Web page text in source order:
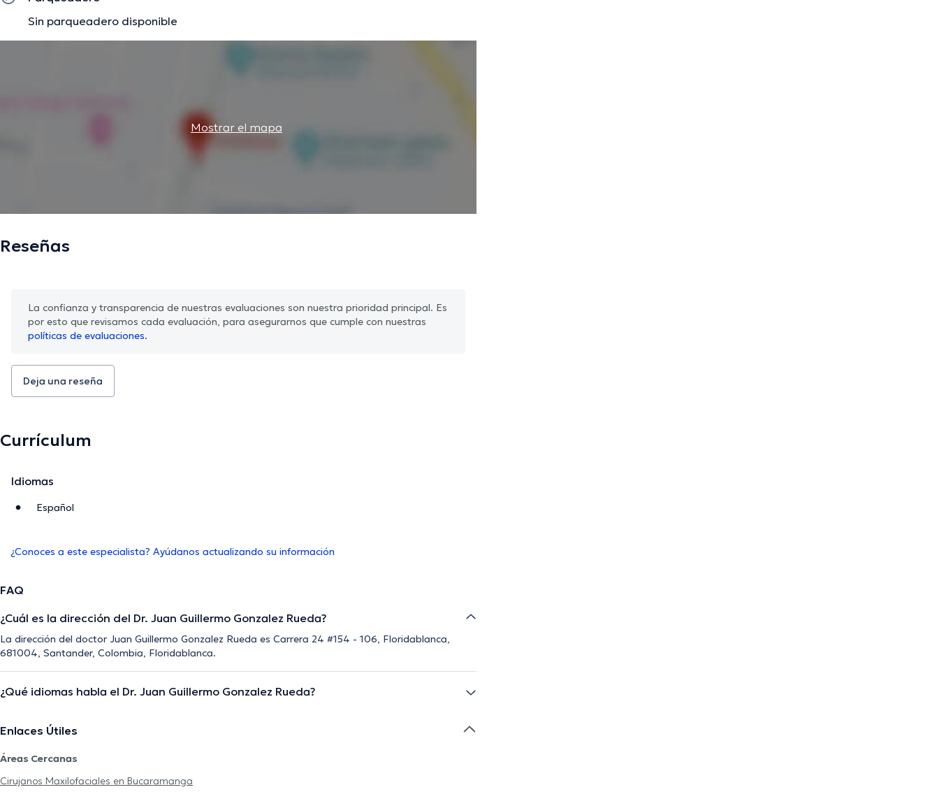
Sin parqueadero disponible
Mostrar el mapa
Reseñas
La confianza y transparencia de nuestras evaluaciones son nuestra prioridad principal. Es
por esto que revisamos cada evaluación, para asegurarnos que cumple con nuestras
políticas de evaluaciones.
Deja una reseña
Currículum
Idiomas
Español
¿Conoces a este especialista? Ayúdanos actualizando su información
FAQ
¿Cuál es la dirección del Dr. Juan Guillermo Gonzalez Rueda?
La dirección del doctor Juan Guillermo Gonzalez Rueda es Carrera 24 #154 - 106, Floridablanca,
681004, Santander, Colombia, Floridablanca.
¿Qué idiomas habla el Dr. Juan Guillermo Gonzalez Rueda?
Enlaces Útiles
Áreas Cercanas
Cirujanos Maxilofaciales en Bucaramanga